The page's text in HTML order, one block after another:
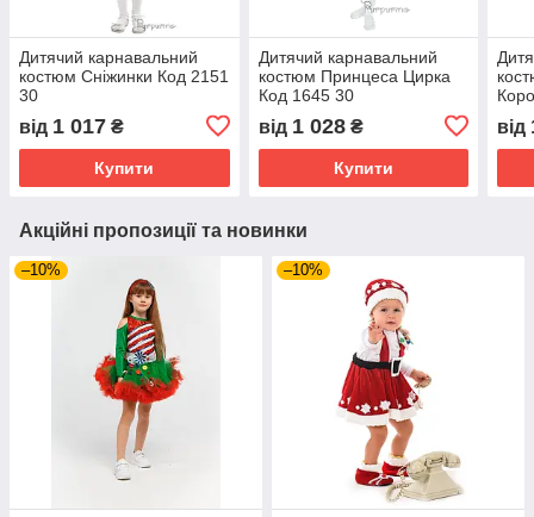
Дитячий карнавальний
костюм Сніжинки Код 2151
30
від 1 017 ₴
Купити
Дитячий карнавальний
костюм Принцеса Цирка
Код 1645 30
від 1 028₴
Купити
від
Акційні пропозиції та новинки
–10% –10%